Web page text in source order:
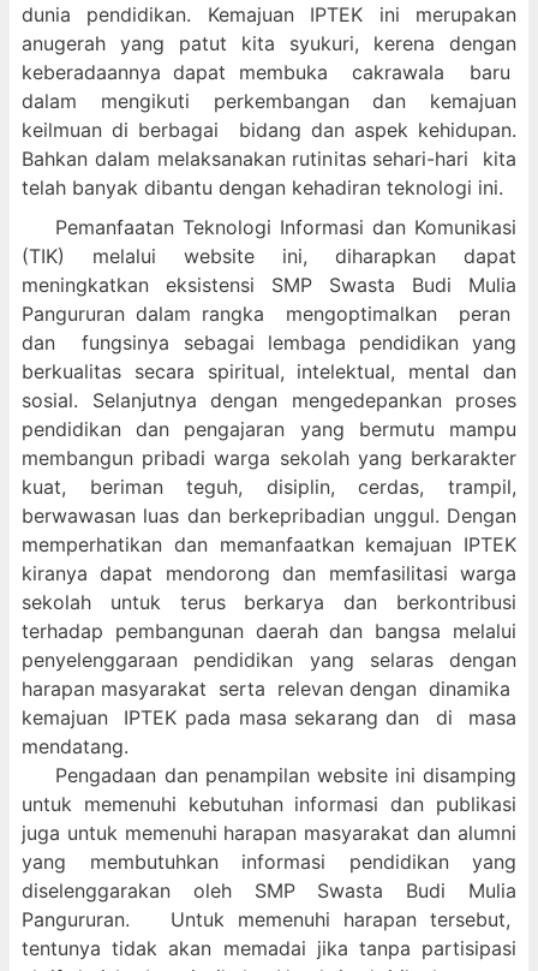
dunia pendidikan. Kemajuan IPTEK ini merupakan
anugerah yang patut kita syukuri, kerena dengan
keberadaannya dapat membuka cakrawala baru
dalam mengikuti perkembangan dan kemajuan
keilmuan di berbagai bidang dan aspek kehidupan.
Bahkan dalam melaksanakan rutinitas sehari-hari kita
telah banyak dibantu dengan kehadiran teknologi ini.
Pemanfaatan Teknologi Informasi dan Komunikasi
(TIK) melalui website ini, diharapkan dapat
meningkatkan eksistensi SMP Swasta Budi Mulia
Pangururan dalam rangka mengoptimalkan peran
dan fungsinya sebagai lembaga pendidikan yang
berkualitas secara spiritual, intelektual, mental dan
sosial. Selanjutnya dengan mengedepankan proses
pendidikan dan pengajaran yang bermutu mampu
membangun pribadi warga sekolah yang berkarakter
kuat, beriman teguh, disiplin, cerdas, trampil,
berwawasan luas dan berkepribadian unggul. Dengan
memperhatikan dan memanfaatkan kemajuan IPTEK
kiranya dapat mendorong dan memfasilitasi warga
sekolah untuk terus berkarya dan berkontribusi
terhadap pembangunan daerah dan bangsa melalui
penyelenggaraan pendidikan yang selaras dengan
harapan masyarakat serta relevan dengan dinamika
kemajuan IPTEK pada masa sekarang dan di masa
mendatang.
Pengadaan dan penampilan website ini disamping
untuk memenuhi kebutuhan informasi dan publikasi
juga untuk memenuhi harapan masyarakat dan alumni
yang membutuhkan informasi pendidikan yang
diselenggarakan oleh SMP Swasta Budi Mulia
Pangururan. Untuk memenuhi harapan tersebut,
tentunya tidak akan memadai jika tanpa partisipasi